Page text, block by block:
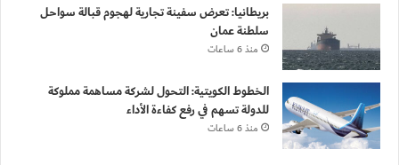
بريطانيا: تعرض سفينة تجارية لهجوم قبالة سواحل
سلطنة عمان
منذ 6 ساعات
الخطوط الكويتية: التحول لشركة مساهمة مملوكة
للدولة تسهم في رفع كفاءة الأداء
منذ 6 ساعات